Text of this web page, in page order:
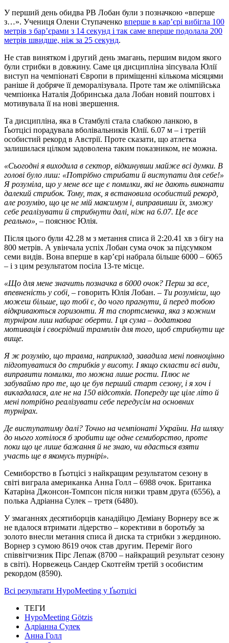
У перший день обидва РВ Лобан були з позначкою «вперше
з…». Учениця Олени Ступаченко вперше в кар’єрі вибігла 100
метрів з бар’єрами з 14 секунд і так саме вперше подолала 200
метрів швидше, ніж за 25 секунд.
Не став винятком і другий день змагань, першим видом якого
були стрибки в довжину. Саме ця дисципліна зіпсувала Юлії
виступ на чемпіонаті Європи в приміщенні кількома місяцями
раніше й добряче її деморалізувала. Проте там же олімпійська
чемпіонка Наталія Добринська дала Лобан новий поштовх і
мотивувала її на нові звершення.
Та дисципліна, яка в Стамбулі стала слабкою ланкою, в
Ґьотцісі порадувала вболівальників Юлії. 6.07 м – і третій
особистий рекорд в Австрії. Проте сказати, що атлетка
залишилася цілком задоволена таким показником, не можна.
«Сьогодні я виходила в сектор, відкинувши майже всі думки. В
голові було лиш: «Потрібно стрибати й виступати для себе!»
Я розуміла, що у мене все ще є помилки, які не дають виконати
далекий стрибок. Тому, так, я встановила особистий рекорд,
але розумію, що це не мій максимум і, виправивши їх, зможу
себе реалізувати й стрибнути далі, ніж на 6.07. Це все
реально», – пояснює Юлія.
Після цього були 42.28 м з метання списа й 2:20.41 хв з бігу на
800 метрів. А увінчала успіх Лобан сума очок за підсумком
семи видів. Вона вперше в кар’єрі набрала більше 6000 – 6065
– і з цим результатом посіла 13-те місце.
«Що для мене значить позначка в 6000 очок? Перш за все,
впевненість у собі, – говорить Юлія Лобан. – Ти розумієш, що
можеш більше, що тобі є, до чого прагнути, й перед тобою
відкриваються горизонти. Я та спортсменка, яка з кожним
турніром лиш набирає оберти. І ця сума – додаткова
мотивація і своєрідний трамплін для того, щоб стрибнути ще
вище.
Я ж розумію, що травма, наприклад, завадила мені повноцінно
підготуватися до стрибків у висоту. І якщо скласти всі види,
виправити помилки, то можна лише рости. Плюс не
забуваймо про те, що це був перший старт сезону, і я хоч і
викладалася, але не на 150 відсотків. Попереду ще ціле літо й
мені потрібно реалізувати себе передусім на основних
турнірах.
Де виступатиму далі? Точно на чемпіонаті України. На шляху
до нього хотілося б зробити ще одне семиборство, проте
поки що це лише бажання й не знаю, чи вдасться взяти
участь ще в якомусь турнірі».
Семиборство в Ґьотцісі з найкращим результатом сезону в
світі виграла американка Анна Голл – 6988 очок. Британка
Катаріна Джонсон-Томпсон після низки травм друга (6556), а
полька Адріанна Сулек – третя (6480).
У змаганнях десятиборців канадійцю Деміану Ворнеру все ж
не вдалося втримати лідерство – корективи в боротьбу за
золото внесли метання списа й диска та стрибки з жердиною.
Ворнер з сумою 8619 очок став другим. Переміг його
співвітчизник Пірс Лепаж (8700 – найкращий результат сезону
в світі). Норвежець Сандер Скотгейм третій з особистим
рекордом (8590).
Всі результати HypoMeeting у Ґьотцісі
ТЕГИ
HypoMeeting Götzis
Адріанна Сулек
Анна Голл